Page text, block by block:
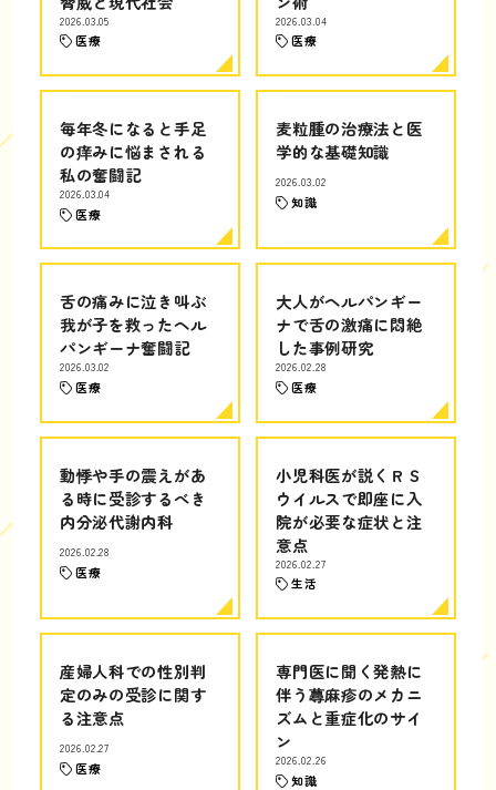
2026.03.05
医療
2026.03.04
医療
毎年冬になると手足
の痒みに悩まされる
私の奮闘記
2026.03.04
医療
麦粒腫の治療法と医
学的な基礎知識
2026.03.02
知識
舌の痛みに泣き叫ぶ
我が子を救ったヘル
パンギーナ奮闘記
2026.03.02
医療
大人がヘルパンギー
ナで舌の激痛に悶絶
した事例研究
2026.02.28
医療
動悸や手の震えがあ
る時に受診するべき
内分泌代謝内科
2026.02.28
医療
小児科医が説くＲＳ
ウイルスで即座に入
院が必要な症状と注
意点
2026.02.27
生活
産婦人科での性別判
定のみの受診に関す
る注意点
2026.02.27
医療
専門医に聞く発熱に
伴う蕁麻疹のメカニ
ズムと重症化のサイ
ン
2026.02.26
知識